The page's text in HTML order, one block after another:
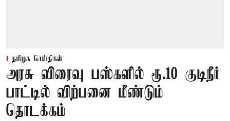
தமிழக செய்திகள்
அரசு விரைவு பஸ்களில் ரூ.10 குடிநீர்
பாட்டில் விற்பனை மீண்டும்
தொடக்கம்